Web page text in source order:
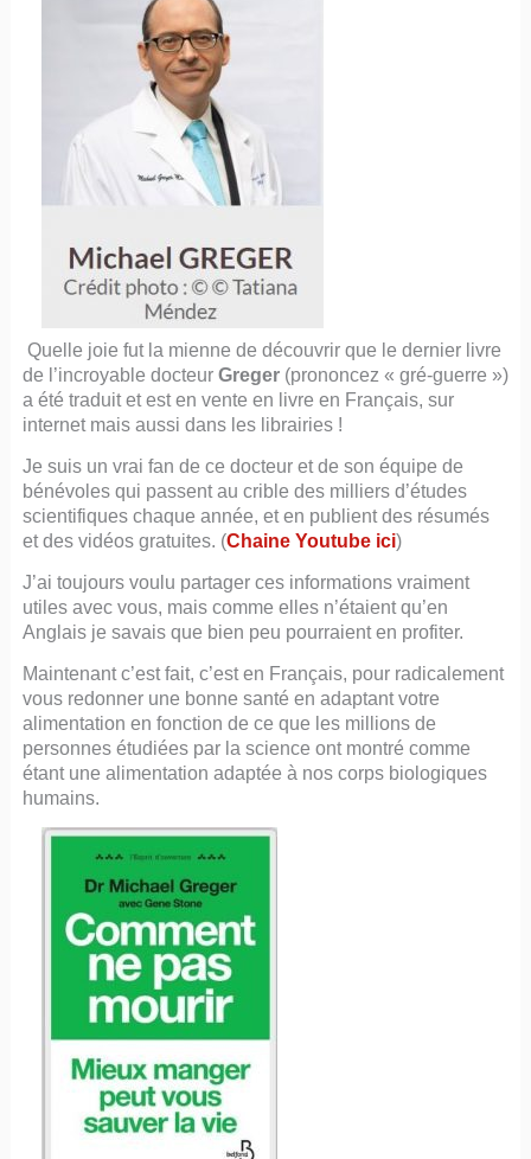
Quelle joie fut la mienne de découvrir que le dernier livre
de l’incroyable docteur Greger(prononcez « gré-guerre »)
a été traduit et est en vente en livre en Français, sur
internet mais aussi dans les librairies !
Je suis un vrai fan de ce docteur et de son équipe de
bénévoles qui passent au crible des milliers d’études
scientifiques chaque année, et en publient des résumés
et des vidéos gratuites. (Chaine Youtube ici)
J’ai toujours voulu partager ces informations vraiment
utiles avec vous, mais comme elles n’étaient qu’en
Anglais je savais que bien peu pourraient en profiter.
Maintenant c’est fait, c’est en Français, pour radicalement
vous redonner une bonne santé en adaptant votre
alimentation en fonction de ce que les millions de
personnes étudiées par la science ont montré comme
étant une alimentation adaptée à nos corps biologiques
humains.